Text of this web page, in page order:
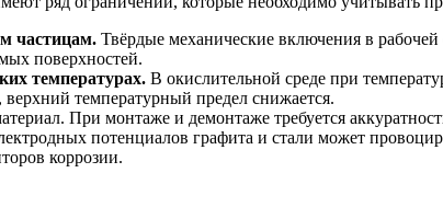
частицам. Твёрдые механические включения в
поверхностей.
температурах. В окислительной среде при
верхний температурный предел снижается.
При монтаже и демонтаже требуется
потенциалов графита и стали может
коррозии.